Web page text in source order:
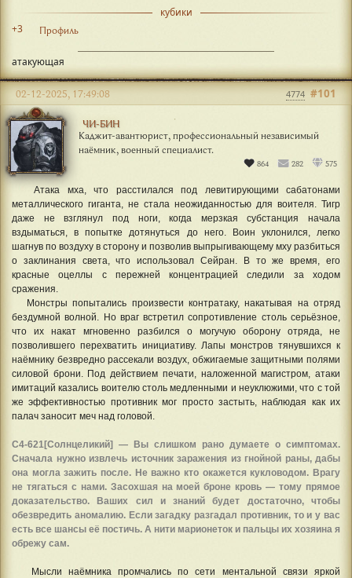
кубики
+3
Профиль
атакующая
ЧИ-БИН
Каджит-авантюрист, профессиональный независимый
наёмник, военный специалист.
864 282 575
#101
02-12-2025, 17:49:08 4774
Атака мха, что расстилался под левитирующими сабатонами
металлического гиганта, не стала неожиданностью для воителя. Тигр
даже не взглянул под ноги, когда мерзкая субстанция начала
вздыматься, в попытке дотянуться до него. Воин уклонился, легко
шагнув по воздуху в сторону и позволив выпрыгивающему мху разбиться
о заклинания света, что использовал Сейран. В то же время, его
красные оцеллы с пережней концентрацией следили за ходом
сражения.
Монстры попытались произвести контратаку, накатывая на отряд
бездумной волной. Но враг встретил сопротивление столь серьёзное,
что их накат мгновенно разбился о могучую оборону отряда, не
позволившего перехватить инициативу. Лапы монстров тянувшихся к
наёмнику безвредно рассекали воздух, обжигаемые защитными полями
силовой брони. Под действием печати, наложенной магистром, атаки
имитаций казались воителю столь медленными и неуклюжими, что с той
же эффективностью противник мог просто застыть, наблюдая как их
палач заносит меч над головой.
С4-621[Солнцеликий] — Вы слишком рано думаете о симптомах.
Сначала нужно извлечь источник заражения из гнойной раны, дабы
она могла зажить после. Не важно кто окажется кукловодом. Врагу
не тягаться с нами. Засохшая на моей броне кровь — тому прямое
доказательство. Ваших сил и знаний будет достаточно, чтобы
обезвредить аномалию. Если загадку разгадал противник, то и у вас
есть все шансы её постичь. А нити марионеток и пальцы их хозяина я
обрежу сам.
Мысли наёмника промчались по сети ментальной связи яркой